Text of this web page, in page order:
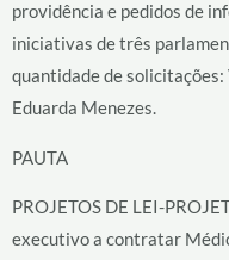
providência e pedidos de
iniciativas de três
quantidade de solicitações:
Eduarda Menezes.
PAUTA
PROJETOS DE LEI-
executivo a contratar